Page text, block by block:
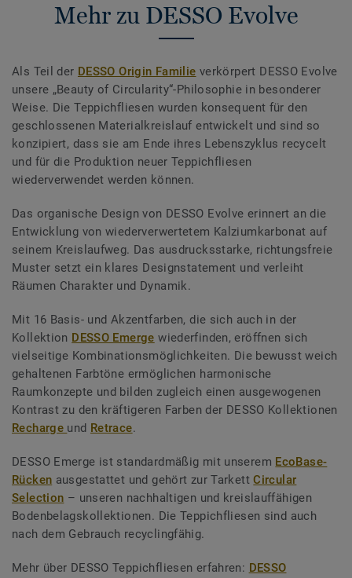
Mehr zu DESSO Evolve
Als Teil der DESSO Origin Familie verkörpert DESSO Evolve
unsere „Beauty of Circularity“-Philosophie in besonderer
Weise. Die Teppichfliesen wurden konsequent für den
geschlossenen Materialkreislauf entwickelt und sind so
konzipiert, dass sie am Ende ihres Lebenszyklus recycelt
und für die Produktion neuer Teppichfliesen
wiederverwendet werden können.
Das organische Design von DESSO Evolve erinnert an die
Entwicklung von wiederverwertetem Kalziumkarbonat auf
seinem Kreislaufweg. Das ausdrucksstarke, richtungsfreie
Muster setzt ein klares Designstatement und verleiht
Räumen Charakter und Dynamik.
Mit 16 Basis- und Akzentfarben, die sich auch in der
Kollektion DESSO Emerge wiederfinden, eröffnen sich
vielseitige Kombinationsmöglichkeiten. Die bewusst weich
gehaltenen Farbtöne ermöglichen harmonische
Raumkonzepte und bilden zugleich einen ausgewogenen
Kontrast zu den kräftigeren Farben der DESSO Kollektionen
Recharge und Retrace.
DESSO Emerge ist standardmäßig mit unserem EcoBase-
Rücken ausgestattet und gehört zur TarkettCircular
Selection – unseren nachhaltigen und kreislauffähigen
Bodenbelagskollektionen. Die Teppichfliesen sind auch
nach dem Gebrauch recyclingfähig.
Mehr über DESSO Teppichfliesen erfahren: DESSO